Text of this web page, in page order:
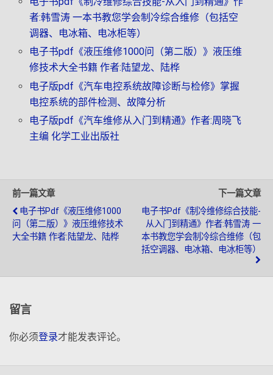
者:韩雪涛 一本书教您学会制冷综合维修（包括空
调器、电冰箱、电冰柜等）
电子书pdf《液压维修1000问（第二版）》液压维
修技术大全书籍 作者:陆望龙、陆桦
电子版pdf《汽车电控系统故障诊断与检修》掌握
电控系统的部件检测、故障分析
电子版pdf《汽车维修从入门到精通》作者:周晓飞
主编 化学工业出版社
前一篇文章
电子书pdf《液压维修1000
问（第二版）》液压维修技术
大全书籍 作者:陆望龙、陆桦
下一篇文章
电子书pdf《制冷维修综合技能-
从入门到精通》作者:韩雪涛 一
本书教您学会制冷综合维修（包
括空调器、电冰箱、电冰柜等）
留言
你必须登录才能发表评论。